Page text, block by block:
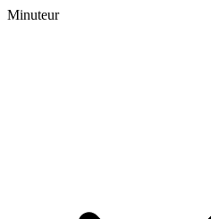
Minuteur